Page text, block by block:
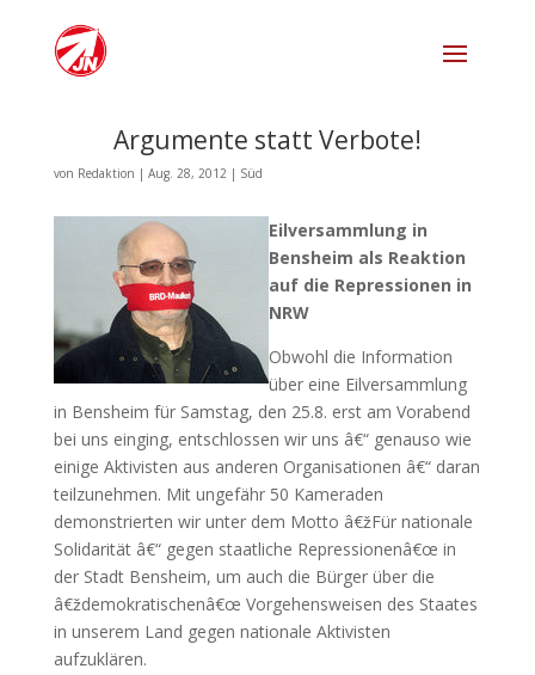
Argumente statt Verbote!
von Redaktion | Aug. 28, 2012| Süd
Eilversammlung in
Bensheim als Reaktion
auf die Repressionen in
NRW
Obwohl die Information
über eine Eilversammlung
in Bensheim für Samstag, den 25.8. erst am Vorabend
bei uns einging, entschlossen wir uns â€“ genauso wie
einige Aktivisten aus anderen Organisationen â€“ daran
teilzunehmen. Mit ungefähr 50 Kameraden
demonstrierten wir unter dem Motto â€žFür nationale
Solidarität â€“ gegen staatliche Repressionenâ€œ in
der Stadt Bensheim, um auch die Bürger über die
â€ždemokratischenâ€œ Vorgehensweisen des Staates
in unserem Land gegen nationale Aktivisten
aufzuklären.